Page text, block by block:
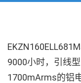
9000小时，引线
1700mArms的铝